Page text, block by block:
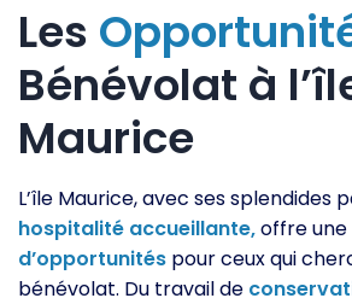
Les
Bénévolat à
Maurice
L’île Maurice, avec ses splendides
hospitalité accueillante,offre
d’opportunités pour ceux qui
bénévolat. Du travail de